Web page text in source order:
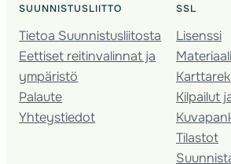
SUUNNISTUSLIITTO
Tietoa Suunnistusliitosta
Eettiset reitinvalinnat ja
ympäristö
Palaute
Yhteystiedot
SSL
Lisenssi
Kilpailut
Tilastot